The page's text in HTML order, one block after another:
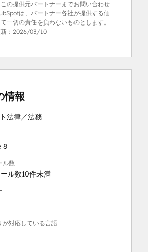
の提供元パートナーまでお問い合わせ
は、パートナー各社が提供する価
一切の責任を負わないものとします。
： 2026/03/10
情報
法律／法務
8
ル数
ル数10件未満
が対応している言語